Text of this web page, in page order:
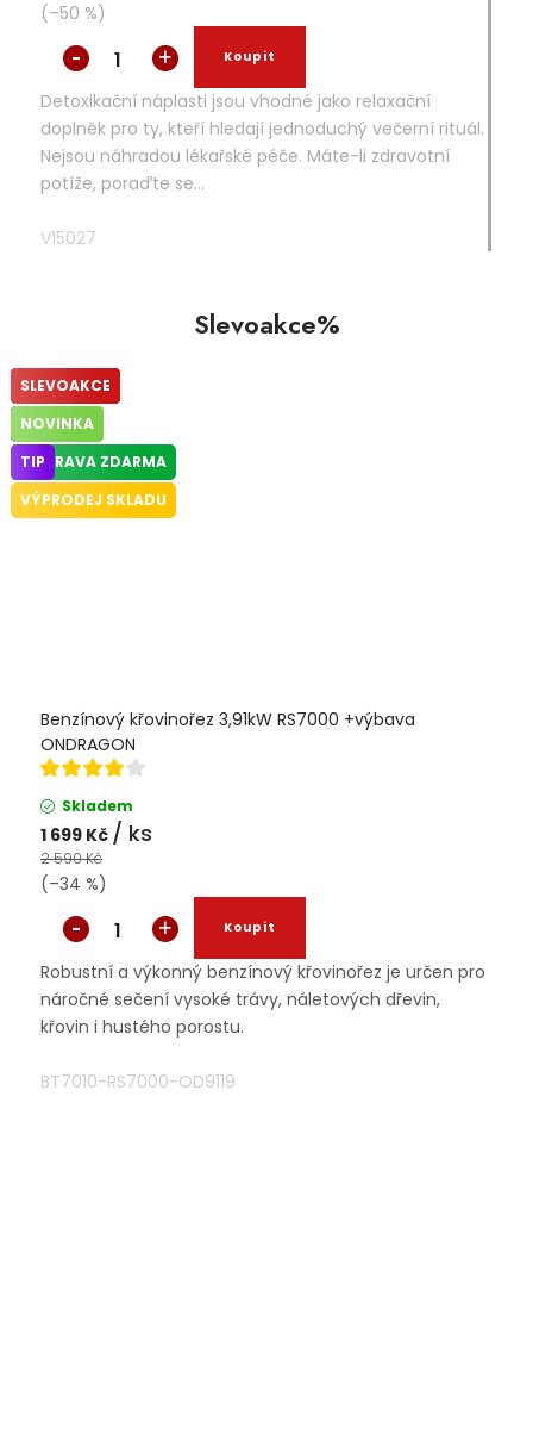
(–50 %)
Detoxikační náplasti jsou vhodné jako relaxační
doplněk pro ty, kteří hledají jednoduchý večerní rituál.
Nejsou náhradou lékařské péče. Máte-li zdravotní
potíže, poraďte se...
V15027
Slevoakce%
SLEVOAKCE
TIP
Benzínový křovinořez 3,91kW RS7000 +výbava
ONDRAGON
Skladem
1 699 Kč / ks
2 590 Kč
(–34 %)
Robustní a výkonný benzínový křovinořez je určen pro
náročné sečení vysoké trávy, náletových dřevin,
křovin i hustého porostu.
BT7010-RS7000-OD9119
SLEVOAKCE
TIP
SLEVOAKCE
NOVINKA
TIP
SLEVOAKCE
TIP
SLEVOAKCE
NOVINKA
TIP
VÝPRODEJ SKLADU
SLEVOAKCE
NOVINKA
TIP
SLEVOAKCE
TIP
SLEVOAKCE
TIP
SLEVOAKCE
TIP
DOPRAVA ZDARMA
SLEVOAKCE
TIP
SLEVOAKCE
TIP
SLEVOAKCE
NOVINKA
TIP